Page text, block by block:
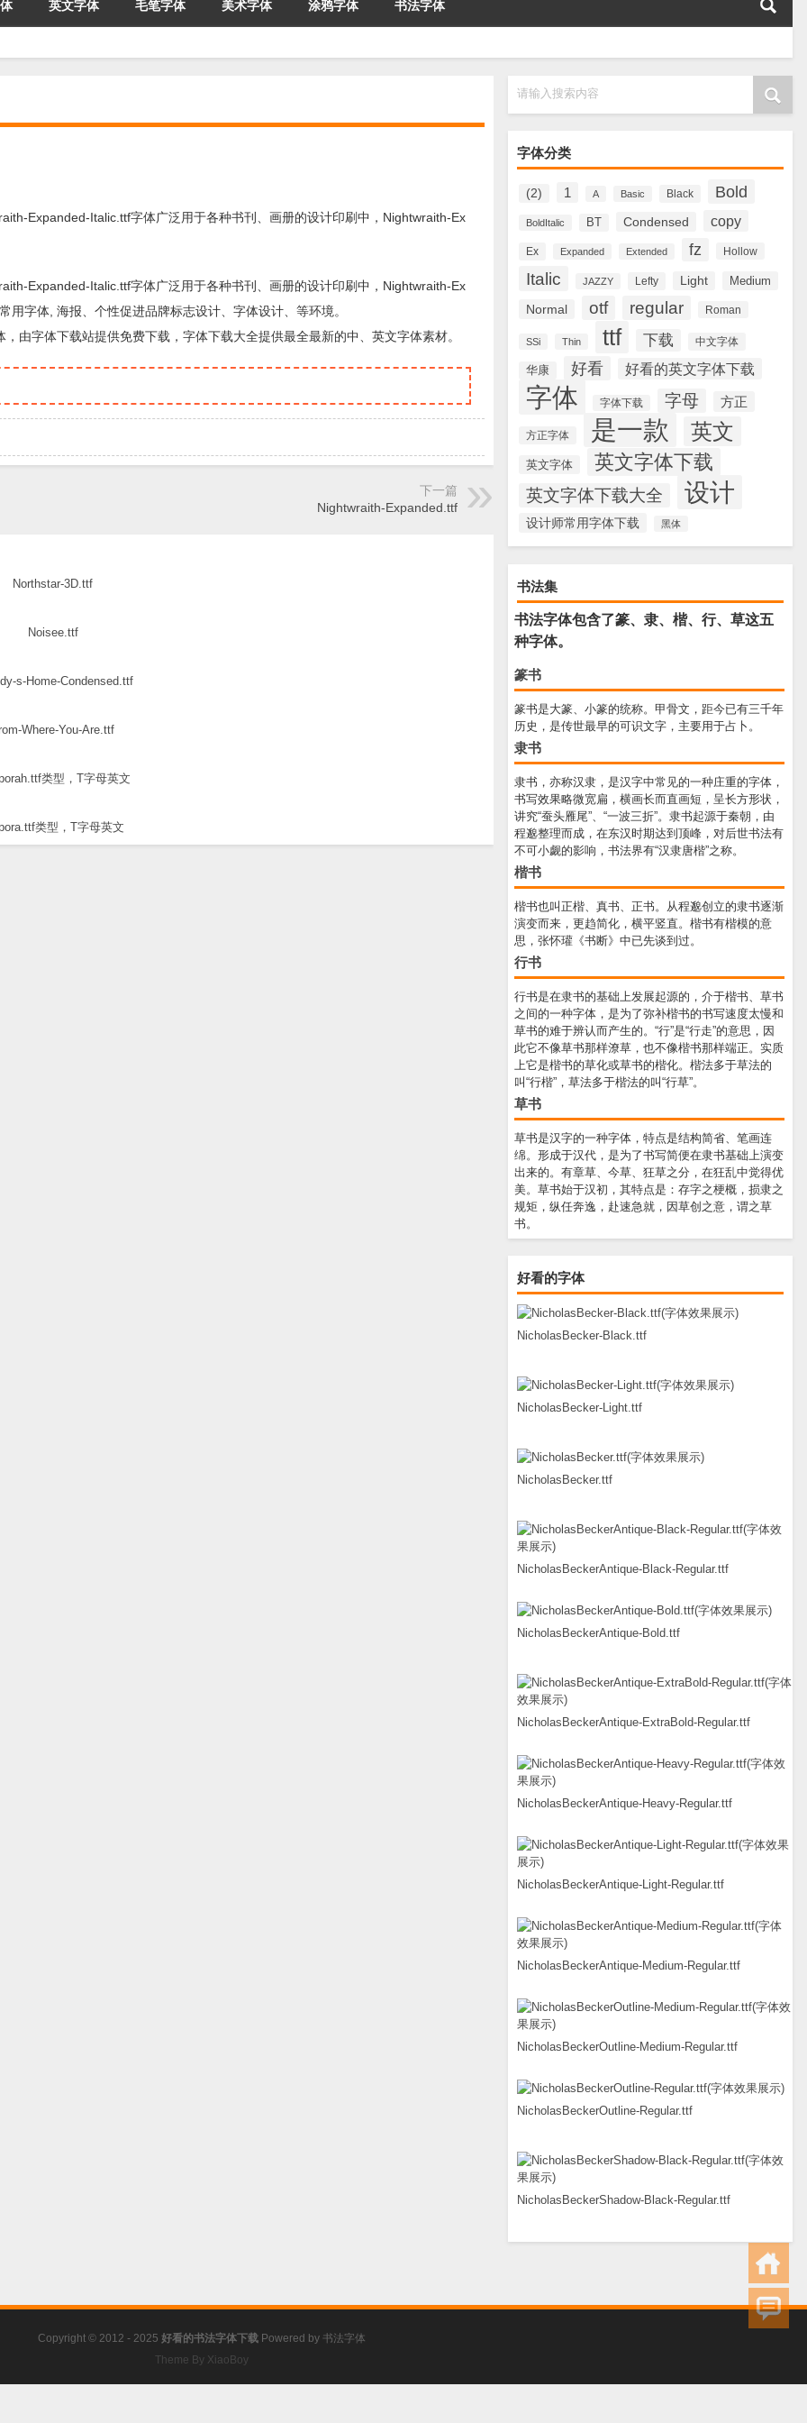
英文字体 毛笔字体 美术字体 涂鸦字体 书法字体
请输入搜索内容
字体分类
(2) 1 A Basic Black Bold
BoldItalic BT Condensed copy
Ex Expanded Extended fz Hollow
Italic JAZZY Lefty Light Medium
Normal otf regular Roman
SSi Thin ttf 下载 中文字体
华康 好看 好看的英文字体下载
字体 字体下载 字母 方正
方正字体 是一款 英文
英文字体 英文字体下载
英文字体下载大全 设计
设计师常用字体下载 黑体
书法集
书法字体包含了篆、隶、楷、行、草这五
种字体。
篆书
篆书是大篆、小篆的统称。甲骨文，距今已有三千年
历史，是传世最早的可识文字，主要用于占卜。
隶书
隶书，亦称汉隶，是汉字中常见的一种庄重的字体，
书写效果略微宽扁，横画长而直画短，呈长方形状，
讲究“蚕头雁尾”、“一波三折”。隶书起源于秦朝，由
程邈整理而成，在东汉时期达到顶峰，对后世书法有
不可小觑的影响，书法界有“汉隶唐楷”之称。
楷书
楷书也叫正楷、真书、正书。从程邈创立的隶书逐渐
演变而来，更趋简化，横平竖直。楷书有楷模的意
思，张怀瓘《书断》中已先谈到过。
行书
行书是在隶书的基础上发展起源的，介于楷书、草书
之间的一种字体，是为了弥补楷书的书写速度太慢和
草书的难于辨认而产生的。“行”是“行走”的意思，因
此它不像草书那样潦草，也不像楷书那样端正。实质
上它是楷书的草化或草书的楷化。楷法多于草法的
叫“行楷”，草法多于楷法的叫“行草”。
草书
草书是汉字的一种字体，特点是结构简省、笔画连
绵。形成于汉代，是为了书写简便在隶书基础上演变
出来的。有章草、今草、狂草之分，在狂乱中觉得优
美。草书始于汉初，其特点是：存字之梗概，损隶之
规矩，纵任奔逸，赴速急就，因草创之意，谓之草
书。
好看的字体
NicholasBecker-Black.ttf
NicholasBecker-Light.ttf
NicholasBecker.ttf
NicholasBeckerAntique-Black-Regular.ttf
NicholasBeckerAntique-Bold.ttf
NicholasBeckerAntique-ExtraBold-Regular.ttf
NicholasBeckerAntique-Heavy-Regular.ttf
NicholasBeckerAntique-Light-Regular.ttf
NicholasBeckerAntique-Medium-Regular.ttf
NicholasBeckerOutline-Medium-Regular.ttf
NicholasBeckerOutline-Regular.ttf
NicholasBeckerShadow-Black-Regular.ttf
Expanded-Italic.ttf字体广泛用于各种书刊、画册的设计印刷中，Nightwraith-Ex
Expanded-Italic.ttf字体广泛用于各种书刊、画册的设计印刷中，Nightwraith-Ex
字体, 海报、个性促进品牌标志设计、字体设计、等环境。
由字体下载站提供免费下载，字体下载大全提供最全最新的中、英文字体素材。
下一篇
Nightwraith-Expanded.ttf
Northstar-3D.ttf
Noisee.ttf
s-Home-Condensed.ttf
Where-You-Are.ttf
类型，T字母英文
类型，T字母英文
Copyright © 2012 - 2025 好看的书法字体下载 Powered by 书法字体
Theme By XiaoBoy